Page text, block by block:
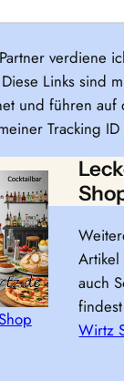
verdiene
Links sind
und führen auf
Tracking
auch
Wirtz